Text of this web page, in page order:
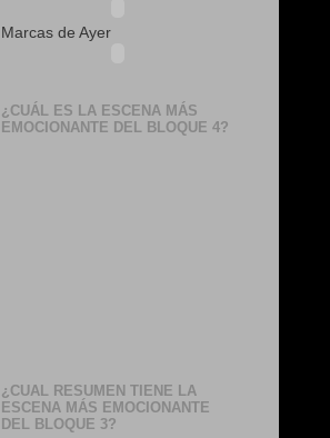
Marcas de Ayer
¿CUÁL ES LA ESCENA MÁS
EMOCIONANTE DEL BLOQUE 4?
¿CUAL RESUMEN TIENE LA
ESCENA MÁS EMOCIONANTE
DEL BLOQUE 3?